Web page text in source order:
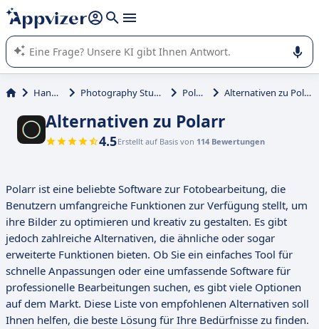
beantworten (mehrere Zeilen mit
Die KI von Appvizer führt Sie bei der Nutzung oder Auswahl
von SaaS-Software in Unternehmen.
Handel Photography Studio Polarr Alternativen zu Polarr
Alternativen zu Polarr
4.5Erstellt auf Basis von 114 Bewertungen
Polarr ist eine beliebte Software zur Fotobearbeitung, die
Benutzern umfangreiche Funktionen zur Verfügung stellt, um
ihre Bilder zu optimieren und kreativ zu gestalten. Es gibt
jedoch zahlreiche Alternativen, die ähnliche oder sogar
erweiterte Funktionen bieten. Ob Sie ein einfaches Tool für
schnelle Anpassungen oder eine umfassende Software für
professionelle Bearbeitungen suchen, es gibt viele Optionen
auf dem Markt. Diese Liste von empfohlenen Alternativen soll
Ihnen helfen, die beste Lösung für Ihre Bedürfnisse zu finden.